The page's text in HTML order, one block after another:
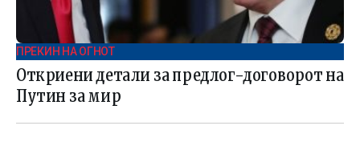
ПРЕКИН НА ОГНОТ
Oткриени детали за предлог-договорот на
Путин за мир